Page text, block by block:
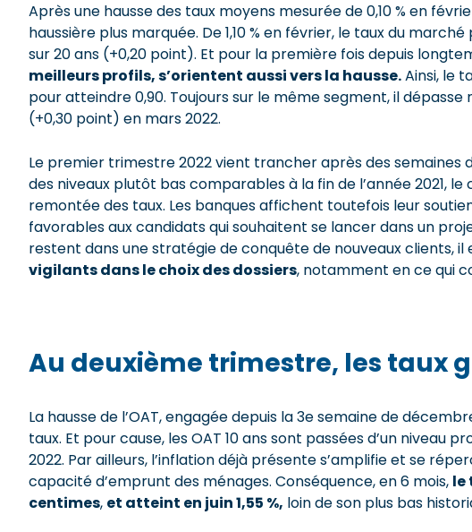
Après une hausse des taux moyens mesurée de 0,10 % en
haussière plus marquée. De 1,10 % en février, le taux du
sur 20 ans (+0,20 point). Et pour la première fois depuis
meilleurs profils, s’orientent aussi vers la hausse.Ainsi, le
pour atteindre 0,90. Toujours sur le même segment, il dépasse
(+0,30 point) en mars 2022.
Le premier trimestre 2022 vient trancher après des semaines
des niveaux plutôt bas comparables à la fin de l’année 2021,
remontée des taux. Les banques affichent toutefois leur
favorables aux candidats qui souhaitent se lancer dans un
restent dans une stratégie de conquête de nouveaux clients,
vigilants dans le choix des dossiers, notamment en ce qui
Au deuxième trimestre, les taux
La hausse de l’OAT, engagée depuis la 3e semaine de
taux. Et pour cause, les OAT 10 ans sont passées d’un niveau
2022. Par ailleurs, l’inflation déjà présente s’amplifie et se
capacité d’emprunt des ménages. Conséquence, en 6 mois, le
centimes, et atteint en juin 1,55 %, loin de son plus bas